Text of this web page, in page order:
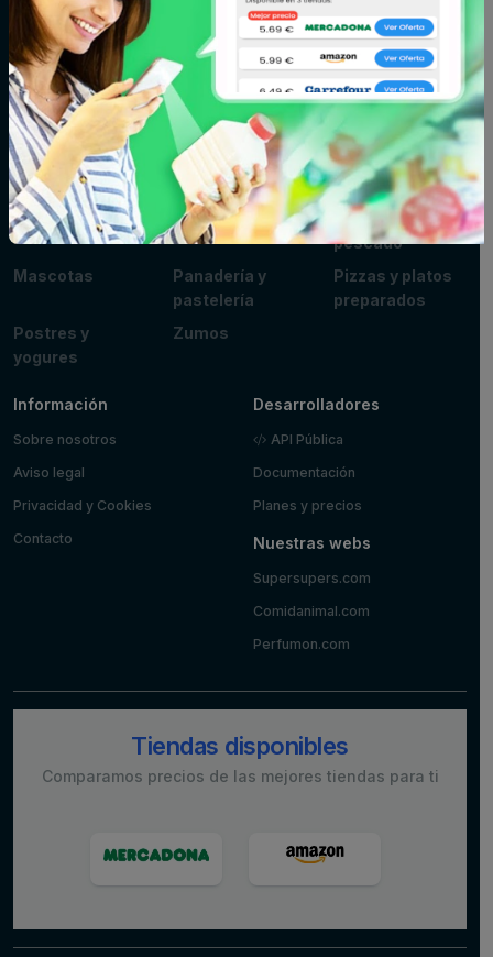
infusiones
Cereales y
galletas
Charcutería y
quesos
Congelados
Conservas,
caldos y cremas
Cuidado del
cabello
Cuidado facial y
corporal
Fitoterapia y
parafarmacia
Fruta y verdura
Huevos, leche y
mantequilla
Limpieza y hogar
Maquillaje
Marisco y
pescado
Mascotas
Panadería y
pastelería
Pizzas y platos
preparados
Postres y
yogures
Zumos
Información
Sobre nosotros
Aviso legal
Privacidad y Cookies
Contacto
Desarrolladores
API Pública
Documentación
Planes y precios
Nuestras webs
Supersupers.com
Comidanimal.com
Perfumon.com
Tiendas disponibles
Comparamos precios de las mejores tiendas para ti